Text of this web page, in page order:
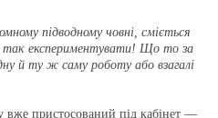
підводному човні, сміється
так експериментувати! Що то за
й ту ж саму роботу або взагалі
вже пристосований під кабінет —